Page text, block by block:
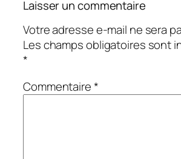
Laisser un commentaire
Votre adresse e-mail ne sera
Les champs obligatoires sont
*
Commentaire*